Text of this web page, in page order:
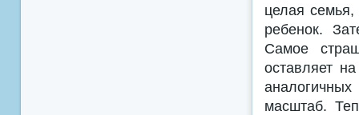
целая семья,
ребенок.
Самое
оставляет
масштаб.